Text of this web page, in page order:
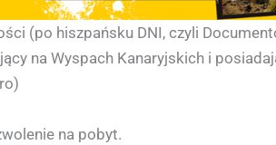
(po hiszpańsku DNI, czyli
na Wyspach Kanaryjskich i
na pobyt.